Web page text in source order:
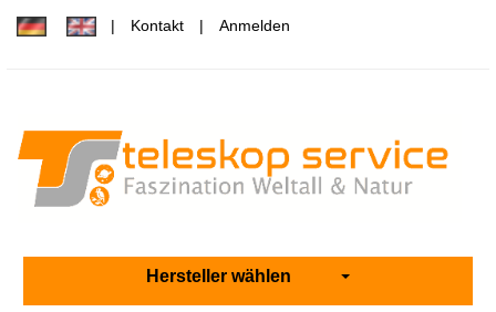
Kontakt Anmelden
Hersteller wählen